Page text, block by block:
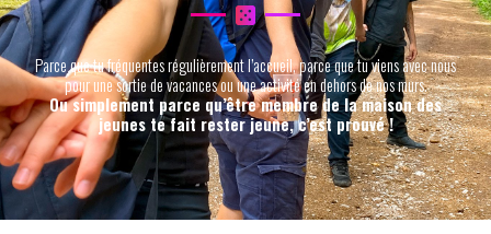
Parce que tu fréquentes régulièrement l’accueil, parce que tu viens avec nous
pour une sortie de vacances ou une activité en dehors de nos murs.
Ou simplement parce qu’être membre de la maison des
jeunes te fait rester jeune, c’est prouvé !